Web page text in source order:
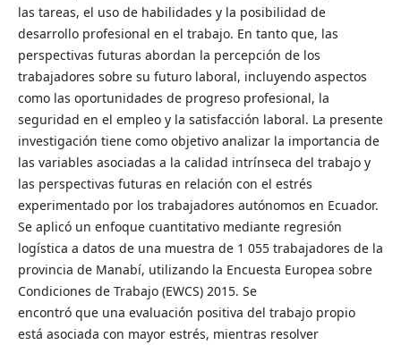
las tareas, el uso de habilidades y la posibilidad de
desarrollo profesional en el trabajo. En tanto que, las
perspectivas futuras abordan la percepción de los
trabajadores sobre su futuro laboral, incluyendo aspectos
como las oportunidades de progreso profesional, la
seguridad en el empleo y la satisfacción laboral. La presente
investigación tiene como objetivo analizar la importancia de
las variables asociadas a la calidad intrínseca del trabajo y
las perspectivas futuras en relación con el estrés
experimentado por los trabajadores autónomos en Ecuador.
Se aplicó un enfoque cuantitativo mediante regresión
logística a datos de una muestra de 1 055 trabajadores de la
provincia de Manabí, utilizando la Encuesta Europea sobre
Condiciones de Trabajo (EWCS) 2015. Se
encontró que una evaluación positiva del trabajo propio
está asociada con mayor estrés, mientras resolver